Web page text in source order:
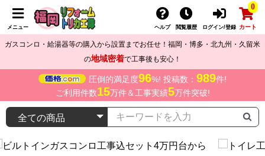
メニュー ヘルプ 閲覧履歴 ログイン/登録
0
カート
ガスコンロ・給湯器等の購入から設置までお任せ！福岡・博多・北九州・久留米
の地域密着で工事後も安心！
圧倒的満足度96%! 投稿数： 989件!
ご利用件数15万件＆工事実績5万件突破!